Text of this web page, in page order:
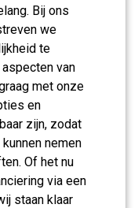
Bij ons
we
te
van
met onze
en
zijn, zodat
nemen
Of het nu
via een
staan klaar